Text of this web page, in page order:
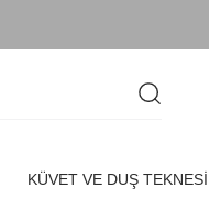
KÜVET VE DUŞ TEKNESİ